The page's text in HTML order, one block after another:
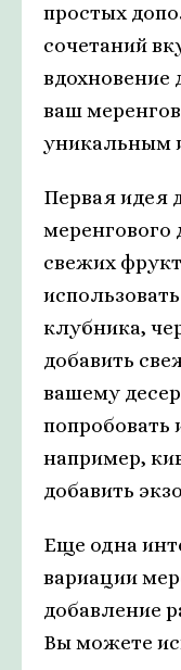
простых
сочетаний
вдохновение
ваш
уникальным
Первая идея
меренгового
свежих
клубника,
добавить
вашему
попробовать
например,
добавить
Еще одна
вариации
добавление
Вы можете